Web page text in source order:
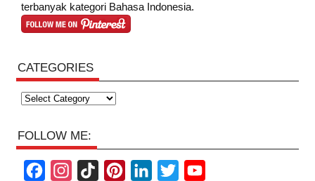
terbanyak kategori Bahasa Indonesia.
CATEGORIES
Categories
FOLLOW ME: